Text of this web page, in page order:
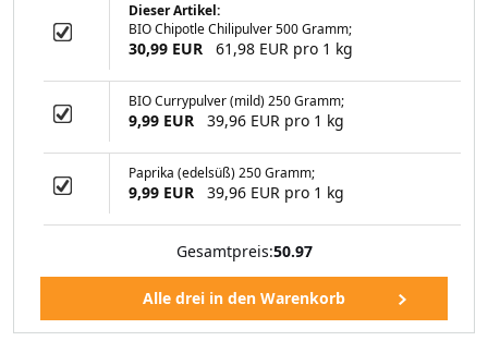
500 Gramm
EUR
Dieser Artikel:
BIO Chipotle Chilipulver 500 Gramm;
30,99 EUR 61,98 EUR pro 1 kg
BIO Currypulver (mild) 250 Gramm;
9,99 EUR 39,96 EUR pro 1 kg
Paprika (edelsüß) 250 Gramm;
9,99 EUR 39,96 EUR pro 1 kg
Gesamtpreis:50.97